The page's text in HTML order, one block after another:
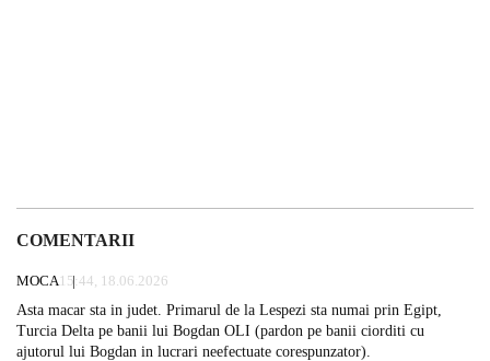
COMENTARII
MOCA 15:44, 18.06.2026
Asta macar sta in judet. Primarul de la Lespezi sta numai prin Egipt,
Turcia Delta pe banii lui Bogdan OLI (pardon pe banii ciorditi cu
ajutorul lui Bogdan in lucrari neefectuate corespunzator).